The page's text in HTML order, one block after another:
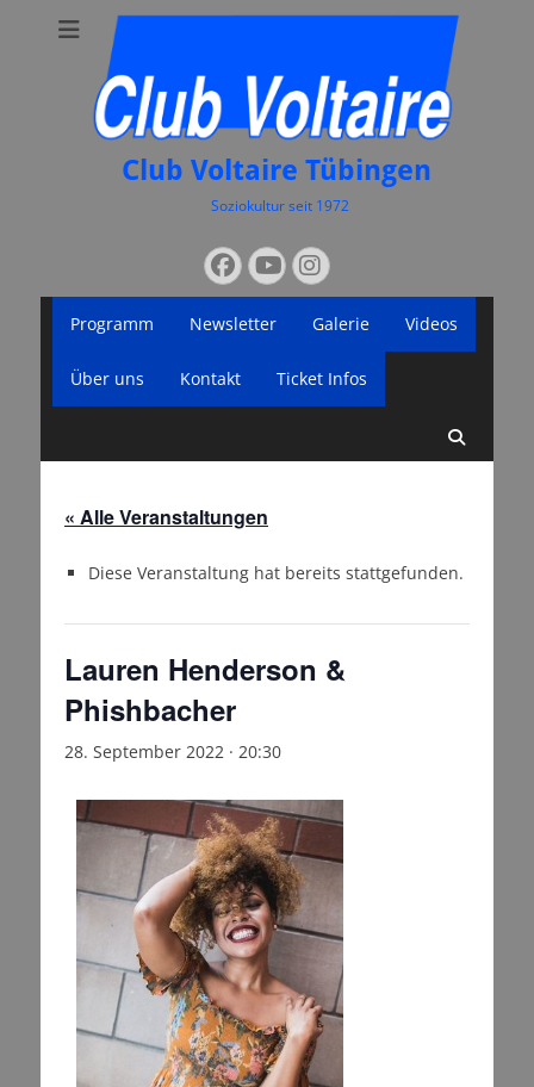
Club Voltaire Tübingen
Soziokultur seit 1972
nach:
Facebook
YouTube
Instagram
Menü
Inhalt
Programm Newsletter Galerie Videos
Über uns Kontakt Ticket Infos
« Alle Veranstaltungen
Diese Veranstaltung hat bereits stattgefunden.
Lauren Henderson &
Phishbacher
28. September 2022 · 20:30